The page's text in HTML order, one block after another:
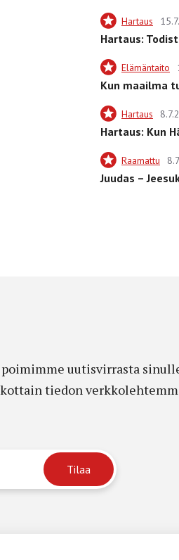
Hartaus
Hartaus:
Elämäntaito
Kun maailma
Hartaus
Hartaus: Kun
Raamattu
Juudas –
poimimme uutisvirrasta
tiedon